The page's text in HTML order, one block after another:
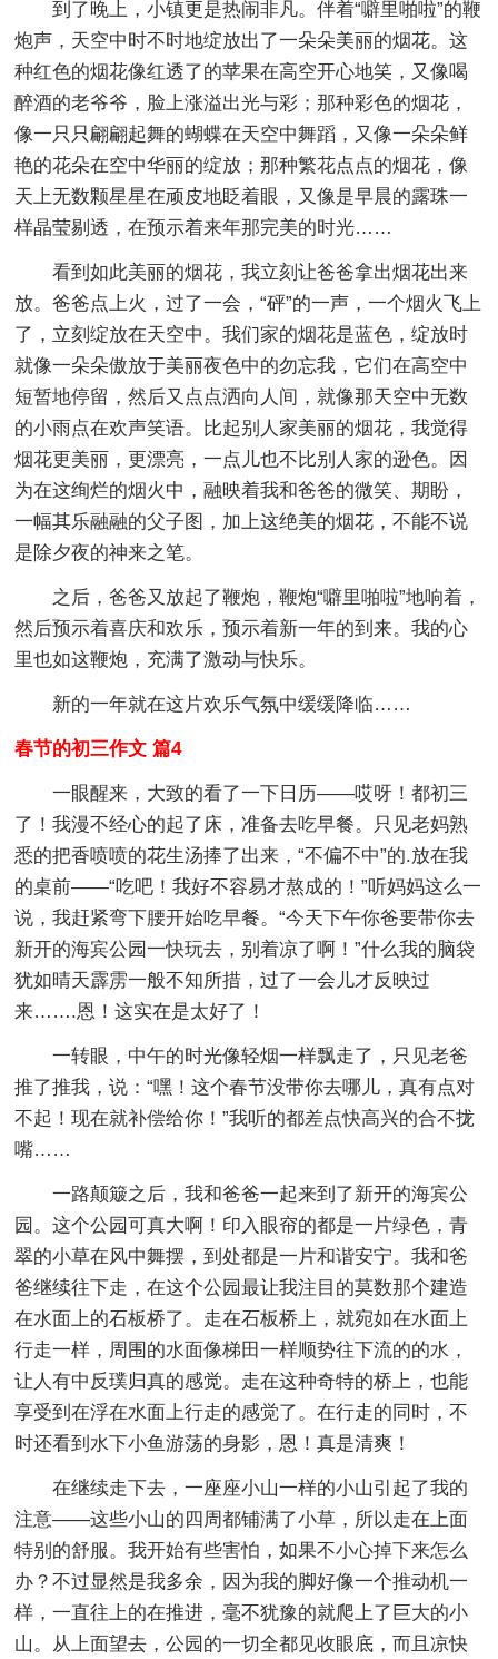
到了晚上，小镇更是热闹非凡。伴着“噼里啪啦”的鞭
炮声，天空中时不时地绽放出了一朵朵美丽的烟花。这
种红色的烟花像红透了的苹果在高空开心地笑，又像喝
醉酒的老爷爷，脸上涨溢出光与彩；那种彩色的烟花，
像一只只翩翩起舞的蝴蝶在天空中舞蹈，又像一朵朵鲜
艳的花朵在空中华丽的绽放；那种繁花点点的烟花，像
天上无数颗星星在顽皮地眨着眼，又像是早晨的露珠一
样晶莹剔透，在预示着来年那完美的时光……
看到如此美丽的烟花，我立刻让爸爸拿出烟花出来
放。爸爸点上火，过了一会，“砰”的一声，一个烟火飞上
了，立刻绽放在天空中。我们家的烟花是蓝色，绽放时
就像一朵朵傲放于美丽夜色中的勿忘我，它们在高空中
短暂地停留，然后又点点洒向人间，就像那天空中无数
的小雨点在欢声笑语。比起别人家美丽的烟花，我觉得
烟花更美丽，更漂亮，一点儿也不比别人家的逊色。因
为在这绚烂的烟火中，融映着我和爸爸的微笑、期盼，
一幅其乐融融的父子图，加上这绝美的烟花，不能不说
是除夕夜的神来之笔。
之后，爸爸又放起了鞭炮，鞭炮“噼里啪啦”地响着，
然后预示着喜庆和欢乐，预示着新一年的到来。我的心
里也如这鞭炮，充满了激动与快乐。
新的一年就在这片欢乐气氛中缓缓降临……
春节的初三作文 篇4
一眼醒来，大致的看了一下日历――哎呀！都初三
了！我漫不经心的起了床，准备去吃早餐。只见老妈熟
悉的把香喷喷的花生汤捧了出来，“不偏不中”的.放在我
的桌前――“吃吧！我好不容易才熬成的！”听妈妈这么一
说，我赶紧弯下腰开始吃早餐。“今天下午你爸要带你去
新开的海宾公园一快玩去，别着凉了啊！”什么我的脑袋
犹如晴天霹雳一般不知所措，过了一会儿才反映过
来…….恩！这实在是太好了！
一转眼，中午的时光像轻烟一样飘走了，只见老爸
推了推我，说：“嘿！这个春节没带你去哪儿，真有点对
不起！现在就补偿给你！”我听的都差点快高兴的合不拢
嘴……
一路颠簸之后，我和爸爸一起来到了新开的海宾公
园。这个公园可真大啊！印入眼帘的都是一片绿色，青
翠的小草在风中舞摆，到处都是一片和谐安宁。我和爸
爸继续往下走，在这个公园最让我注目的莫数那个建造
在水面上的石板桥了。走在石板桥上，就宛如在水面上
行走一样，周围的水面像梯田一样顺势往下流的的水，
让人有中反璞归真的感觉。走在这种奇特的桥上，也能
享受到在浮在水面上行走的感觉了。在行走的同时，不
时还看到水下小鱼游荡的身影，恩！真是清爽！
在继续走下去，一座座小山一样的小山引起了我的
注意――这些小山的四周都铺满了小草，所以走在上面
特别的舒服。我开始有些害怕，如果不小心掉下来怎么
办？不过显然是我多余，因为我的脚好像一个推动机一
样，一直往上的在推进，毫不犹豫的就爬上了巨大的小
山。从上面望去，公园的一切全都见收眼底，而且凉快